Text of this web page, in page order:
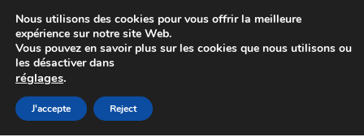
Colissimo livraison à partir de 7 EUR
Du lundi au vendredi de 9 h à 16 h
Aller
à
Aller
au
Nous utilisons des cookies pour vous offrir la meilleure
expérience sur notre site Web.
Vous pouvez en savoir plus sur les cookies que nous utilisons ou
les désactiver dans
réglages.
J'accepte Reject